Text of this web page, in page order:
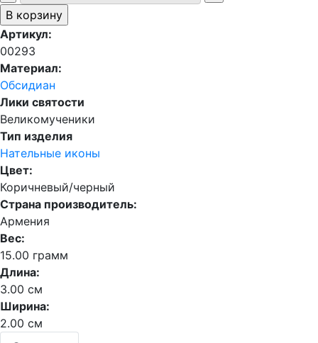
Артикул:
00293
Материал:
Обсидиан
Лики святости
Великомученики
Тип изделия
Нательные иконы
Цвет:
Коричневый/черный
Страна производитель:
Армения
Вес:
15.00 грамм
Длина:
3.00 см
Ширина:
2.00 см